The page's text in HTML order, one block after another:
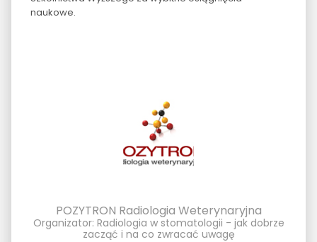
naukowe.
POZYTRON Radiologia Weterynaryjna
Organizator: Radiologia w stomatologii - jak dobrze
zacząć i na co zwracać uwagę